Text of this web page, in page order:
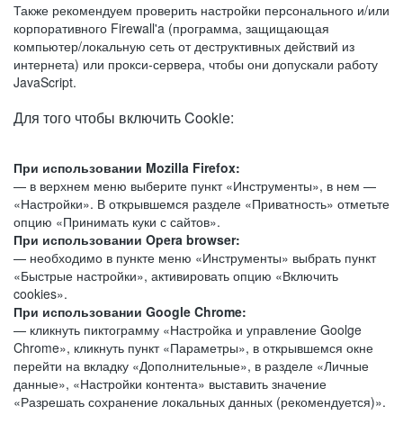
Также рекомендуем проверить настройки персонального и/или
корпоративного Firewall'a (программа, защищающая
компьютер/локальную сеть от деструктивных действий из
интернета) или прокси-сервера, чтобы они допускали работу
JavaScript.
Для того чтобы включить Cookie:
При использовании Mozilla Firefox:
— в верхнем меню выберите пункт «Инструменты», в нем —
«Настройки». В открывшемся разделе «Приватность» отметьте
опцию «Принимать куки с сайтов».
При использовании Opera browser:
— необходимо в пункте меню «Инструменты» выбрать пункт
«Быстрые настройки», активировать опцию «Включить
cookies».
При использовании Google Chrome:
— кликнуть пиктограмму «Настройка и управление Goolge
Chrome», кликнуть пункт «Параметры», в открывшемся окне
перейти на вкладку «Дополнительные», в разделе «Личные
данные», «Настройки контента» выставить значение
«Разрешать сохранение локальных данных (рекомендуется)».